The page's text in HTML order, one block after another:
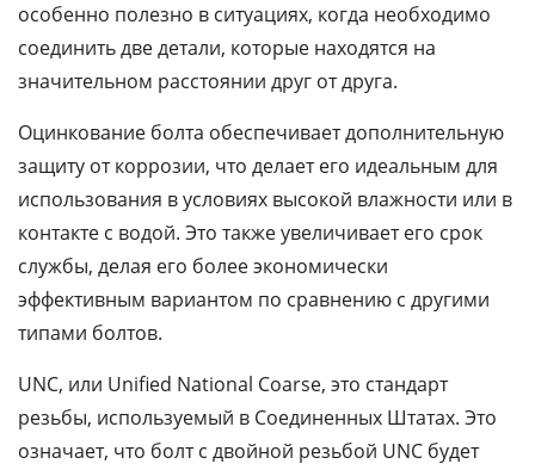
особенно полезно в ситуациях, когда необходимо
соединить две детали, которые находятся на
значительном расстоянии друг от друга.
Оцинкование болта обеспечивает дополнительную
защиту от коррозии, что делает его идеальным для
использования в условиях высокой влажности или в
контакте с водой. Это также увеличивает его срок
службы, делая его более экономически
эффективным вариантом по сравнению с другими
типами болтов.
UNC, или Unified National Coarse, это стандарт
резьбы, используемый в Соединенных Штатах. Это
означает, что болт с двойной резьбой UNC будет